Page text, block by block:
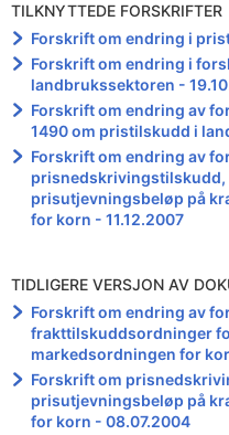
TILKNYTTEDE FORSKRIFTER
Forskrift om endring i
Forskrift om endring i
landbrukssektoren -
Forskrift om endring av
1490 om pristilskudd i
Forskrift om endring av
prisutjevningsbeløp på
for korn - 11.12.2007
TIDLIGERE VERSJON AV
Forskrift om endring av
frakttilskuddsordninger
markedsordningen for
Forskrift om
prisutjevningsbeløp på
for korn - 08.07.2004